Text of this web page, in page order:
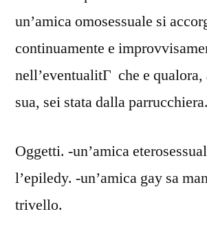
un’amica omosessuale si
continuamente e
nell’eventualitГ che e qualora,
sua, sei stata dalla parrucchiera.
Oggetti. -un’amica
l’epiledy. -un’amica gay sa
trivello.